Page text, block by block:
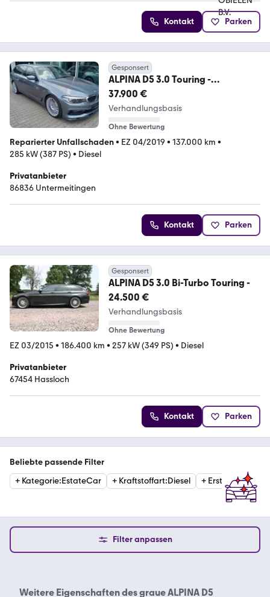
Kontakt Parken
Gesponsert
ALPINA D5 3.0 Touring -
traumhafte Farbkombination
37.900 €
Verhandlungsbasis
Ohne Bewertung
Reparierter Unfallschaden• EZ 04/2019 • 137.000 km •
285 kW (387 PS) • Diesel
Privatanbieter
86836 Untermeitingen
Kontakt Parken
Gesponsert
ALPINA D5 3.0 Bi-Turbo Touring -
24.500 €
Verhandlungsbasis
Ohne Bewertung
EZ 03/2015 • 186.400 km • 257 kW (349 PS) • Diesel
Privatanbieter
67454 Hassloch
Kontakt Parken
Beliebte passende Filter
+ Kategorie:EstateCar + Kraftstoffart:Diesel + Erstzulassung
Filter anpassen
Weitere Eigenschaften desgraue ALPINA D5